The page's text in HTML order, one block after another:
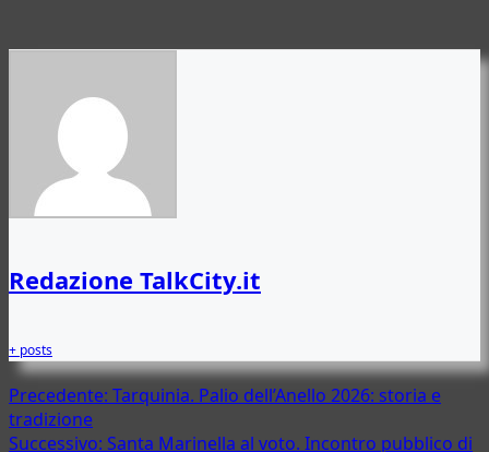
Redazione TalkCity.it
+ posts
Navigazione
articolo
Precedente: Tarquinia. Palio dell’Anello 2026: storia e
tradizione
Successivo: Santa Marinella al voto. Incontro pubblico di